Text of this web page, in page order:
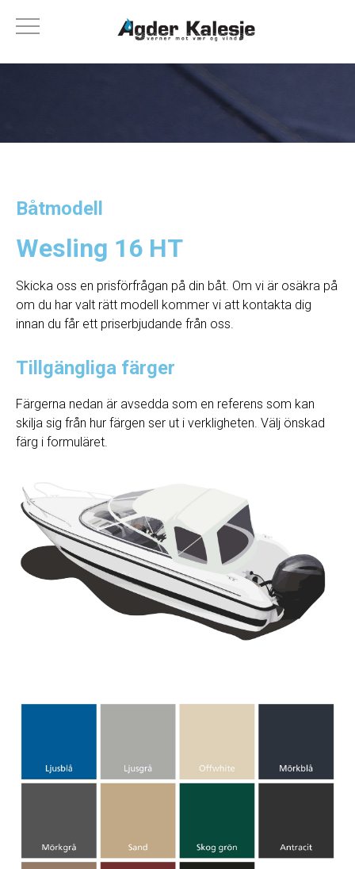
Båtmodell
Wesling 16 HT
Skicka oss en prisförfrågan på din båt. Om vi ​​är osäkra på
om du har valt rätt modell kommer vi att kontakta dig
innan du får ett priserbjudande från oss.
Tillgängliga färger
Färgerna nedan är avsedda som en referens som kan
skilja sig från hur färgen ser ut i verkligheten. Välj önskad
färg i formuläret.